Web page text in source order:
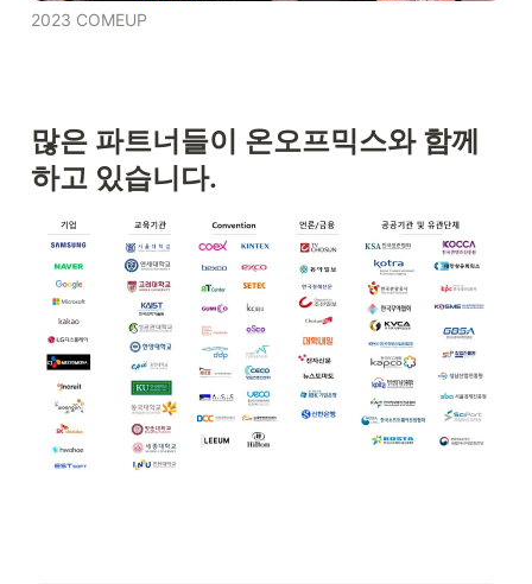
2023 COMEUP
많은 파트너들이 온오프믹스와 함께
하고 있습니다.